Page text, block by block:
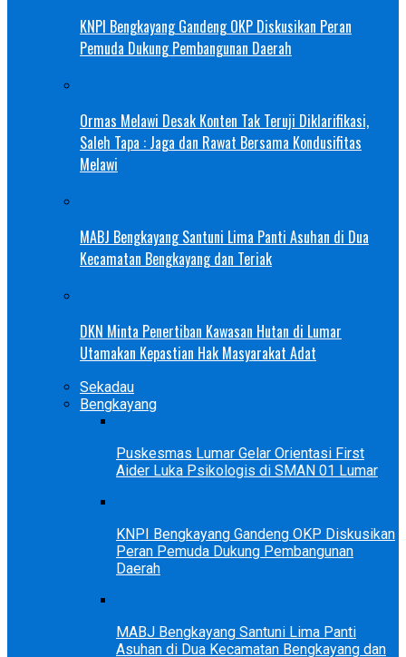
KNPI Bengkayang Gandeng OKP Diskusikan Peran
Pemuda Dukung Pembangunan Daerah
Ormas Melawi Desak Konten Tak Teruji Diklarifikasi,
Saleh Tapa : Jaga dan Rawat Bersama Kondusifitas
Melawi
MABJ Bengkayang Santuni Lima Panti Asuhan di Dua
Kecamatan Bengkayang dan Teriak
DKN Minta Penertiban Kawasan Hutan di Lumar
Utamakan Kepastian Hak Masyarakat Adat
Sekadau
Bengkayang
Puskesmas Lumar Gelar Orientasi First
Aider Luka Psikologis di SMAN 01 Lumar
KNPI Bengkayang Gandeng OKP Diskusikan
Peran Pemuda Dukung Pembangunan
Daerah
MABJ Bengkayang Santuni Lima Panti
Asuhan di Dua Kecamatan Bengkayang dan